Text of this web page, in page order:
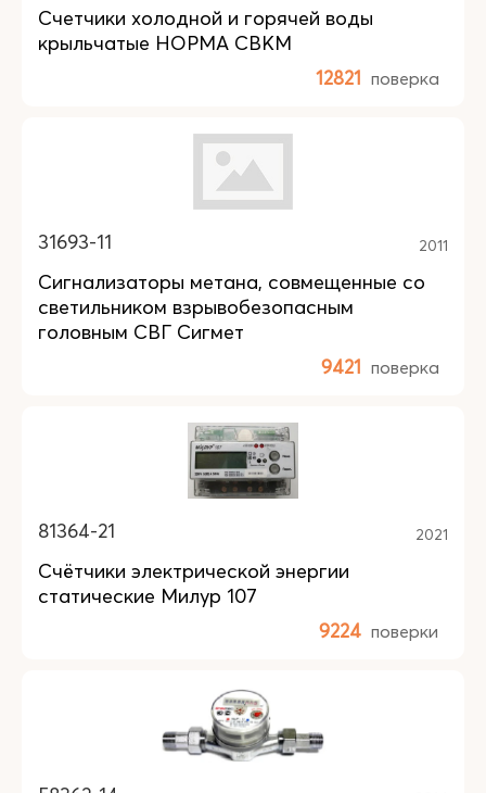
Счетчики холодной и горячей воды
крыльчатые НОРМА СВКМ
12821 поверка
31693-11 2011
Сигнализаторы метана, совмещенные со
светильником взрывобезопасным
головным СВГ Сигмет
9421 поверка
81364-21 2021
Счётчики электрической энергии
статические Милур 107
9224 поверки